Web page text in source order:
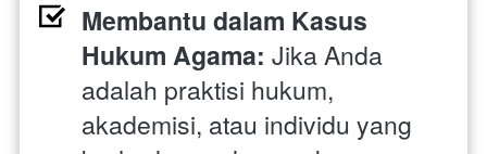
Membantu dalam Kasus
Hukum Agama: Jika Anda
adalah praktisi hukum,
akademisi, atau individu yang